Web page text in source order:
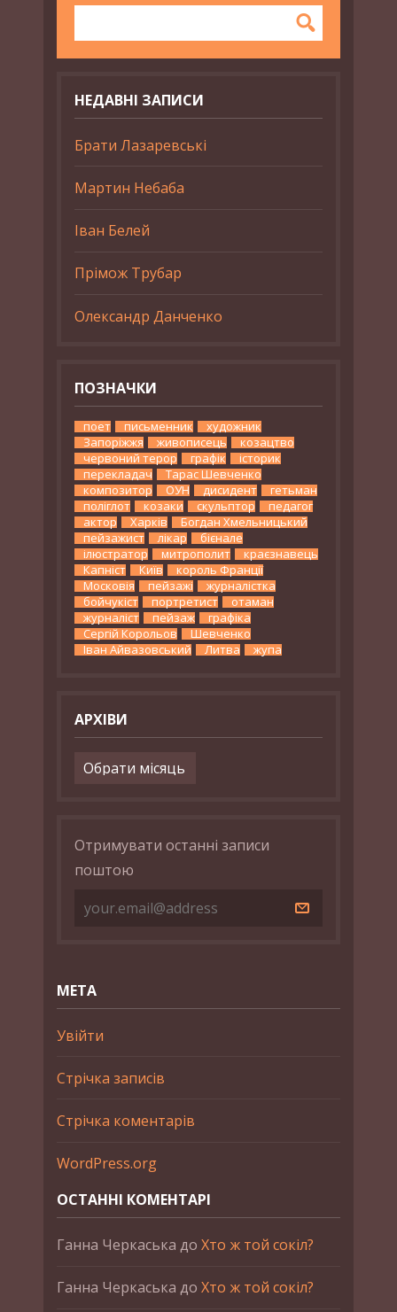
НЕДАВНІ ЗАПИСИ
Брати Лазаревські
Мартин Небаба
Іван Белей
Прімож Трубар
Олександр Данченко
ПОЗНАЧКИ
поет письменник
художник
Запоріжжя
живописець
козацтво
червоний терор
графік
історик
перекладач
Тарас Шевченко
композитор
ОУН дисидент
гетьман
поліглот
козаки скульптор
педагог
актор
Харків
Богдан Хмельницький
пейзажист
лікар
бієнале
ілюстратор
митрополит
краєзнавець
Капніст
Київ
король Франції
Московія
пейзажі
журналістка
бойчукіст
портретист
отаман
журналіст
пейзаж
графіка
Сергій Корольов
Шевченко
Іван Айвазовський
Литва жупа
АРХІВИ
Архіви
Отримувати останні записи
поштою
МЕТА
Увійти
Стрічка записів
Стрічка коментарів
WordPress.org
ОСТАННІ КОМЕНТАРІ
Ганна Черкаська до Хто ж той сокіл?
Ганна Черкаська до Хто ж той сокіл?